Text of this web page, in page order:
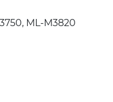
ML-M3820